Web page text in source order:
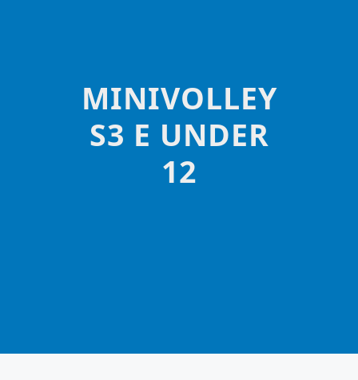
MINIVOLLEY
S3 E UNDER
12